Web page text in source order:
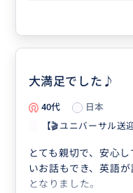
大満足でした♪
40代
日本
【🎬ユニバーサル
とても親切で、安心
いお話もでき、英語
となりました。